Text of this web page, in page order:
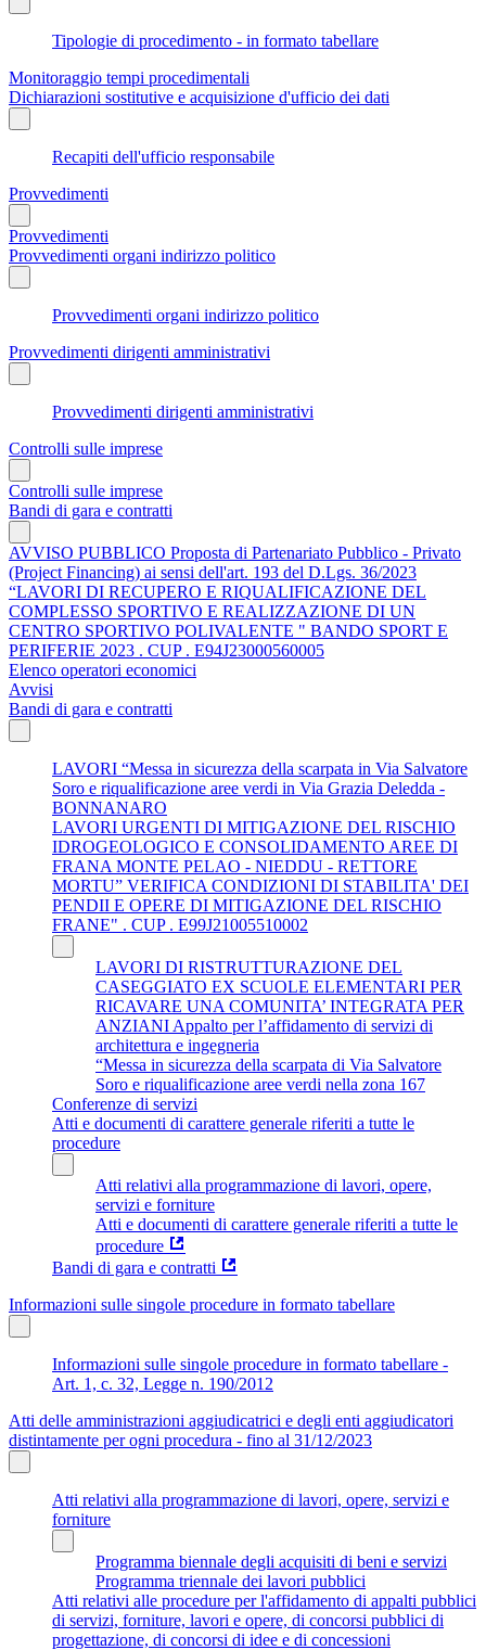
Tipologie di procedimento - in formato tabellare
Monitoraggio tempi procedimentali
Dichiarazioni sostitutive e acquisizione d'ufficio dei dati
Recapiti dell'ufficio responsabile
Provvedimenti
Provvedimenti
Provvedimenti organi indirizzo politico
Provvedimenti organi indirizzo politico
Provvedimenti dirigenti amministrativi
Provvedimenti dirigenti amministrativi
Controlli sulle imprese
Controlli sulle imprese
Bandi di gara e contratti
AVVISO PUBBLICO Proposta di Partenariato Pubblico - Privato
(Project Financing) ai sensi dell'art. 193 del D.Lgs. 36/2023
“LAVORI DI RECUPERO E RIQUALIFICAZIONE DEL
COMPLESSO SPORTIVO E REALIZZAZIONE DI UN
CENTRO SPORTIVO POLIVALENTE " BANDO SPORT E
PERIFERIE 2023 . CUP . E94J23000560005
Elenco operatori economici
Avvisi
Bandi di gara e contratti
LAVORI “Messa in sicurezza della scarpata in Via Salvatore
Soro e riqualificazione aree verdi in Via Grazia Deledda -
BONNANARO
LAVORI URGENTI DI MITIGAZIONE DEL RISCHIO
IDROGEOLOGICO E CONSOLIDAMENTO AREE DI
FRANA MONTE PELAO - NIEDDU - RETTORE
MORTU” VERIFICA CONDIZIONI DI STABILITA' DEI
PENDII E OPERE DI MITIGAZIONE DEL RISCHIO
FRANE" . CUP . E99J21005510002
LAVORI DI RISTRUTTURAZIONE DEL
CASEGGIATO EX SCUOLE ELEMENTARI PER
RICAVARE UNA COMUNITA’ INTEGRATA PER
ANZIANI Appalto per l’affidamento di servizi di
architettura e ingegneria
“Messa in sicurezza della scarpata di Via Salvatore
Soro e riqualificazione aree verdi nella zona 167
Conferenze di servizi
Atti e documenti di carattere generale riferiti a tutte le
procedure
Atti relativi alla programmazione di lavori, opere,
servizi e forniture
Atti e documenti di carattere generale riferiti a tutte le
procedure
Bandi di gara e contratti
Informazioni sulle singole procedure in formato tabellare
Informazioni sulle singole procedure in formato tabellare -
Art. 1, c. 32, Legge n. 190/2012
Atti delle amministrazioni aggiudicatrici e degli enti aggiudicatori
distintamente per ogni procedura - fino al 31/12/2023
Atti relativi alla programmazione di lavori, opere, servizi e
forniture
Programma biennale degli acquisiti di beni e servizi
Programma triennale dei lavori pubblici
Atti relativi alle procedure per l'affidamento di appalti pubblici
di servizi, forniture, lavori e opere, di concorsi pubblici di
progettazione, di concorsi di idee e di concessioni